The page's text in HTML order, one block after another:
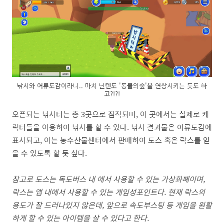
낚시와 어류도감이라니.. 마치 닌텐도 '동물의숲'을 연상시키는 듯도 하
고?!?!
오픈되는 낚시터는 총 3곳으로 짐작되며, 이 곳에서는 실제로 케
릭터들을 이용하여 낚시를 할 수 있다. 낚시 결과물은 어류도감에
표시되고, 이는 농수산물센터에서 판매하여 도스 혹은 락스를 얻
을 수 있도록 할 듯 싶다.
참고로 도스는 독도버스 내 에서 사용할 수 있는 가상화폐이며,
락스는 앱 내에서 사용할 수 있는 게임성포인트다. 현재 락스의
용도가 잘 드러나있지 않은데, 앞으로 속도부스팅 등 게임을 원활
하게 할 수 있는 아이템을 살 수 있다고 한다.